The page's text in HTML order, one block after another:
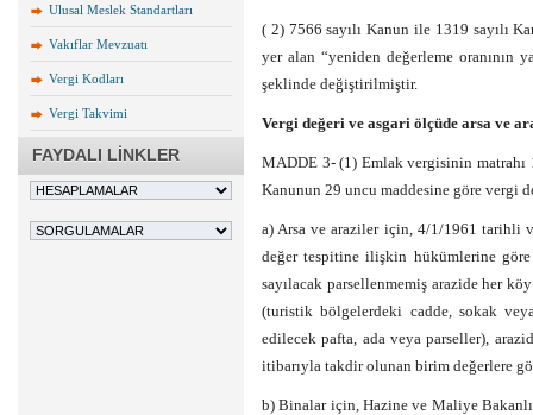
Ulusal Meslek Standartları
Vakıflar Mevzuatı
Vergi Kodları
Vergi Takvimi
FAYDALI LİNKLER
( 2) 7566 sayılı Kanun ile 1319 sayılı
yer alan “yeniden değerleme oranının
şeklinde değiştirilmiştir.
Vergi değeri ve asgari ölçüde arsa ve
MADDE 3- (1) Emlak vergisinin matrahı
Kanunun 29 uncu maddesine göre vergi
a) Arsa ve araziler için, 4/1/1961 tarihli
değer tespitine ilişkin hükümlerine
sayılacak parsellenmemiş arazide her
(turistik bölgelerdeki cadde, sokak
edilecek pafta, ada veya parseller),
itibarıyla takdir olunan birim değerlere
b) Binalar için, Hazine ve Maliye